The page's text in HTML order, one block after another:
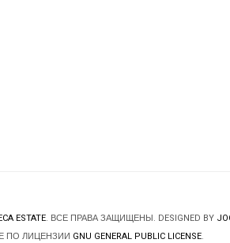
ESTATE. ВСЕ ПРАВА ЗАЩИЩЕНЫ. DESIGNED BY
ПО ЛИЦЕНЗИИ GNU GENERAL PUBLIC LICENSE.